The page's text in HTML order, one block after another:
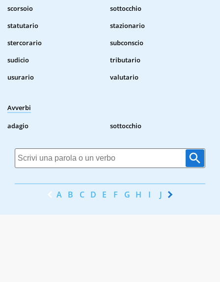
scorsoio
sottocchio
statutario
stazionario
stercorario
subconscio
sudicio
tributario
usurario
valutario
Avverbi
adagio sottocchio
A B C D E F G H I J K